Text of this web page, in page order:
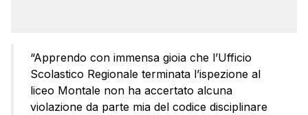
“Apprendo con immensa gioia che l’Ufficio
Scolastico Regionale terminata l’ispezione al
liceo Montale non ha accertato alcuna
violazione da parte mia del codice disciplinare